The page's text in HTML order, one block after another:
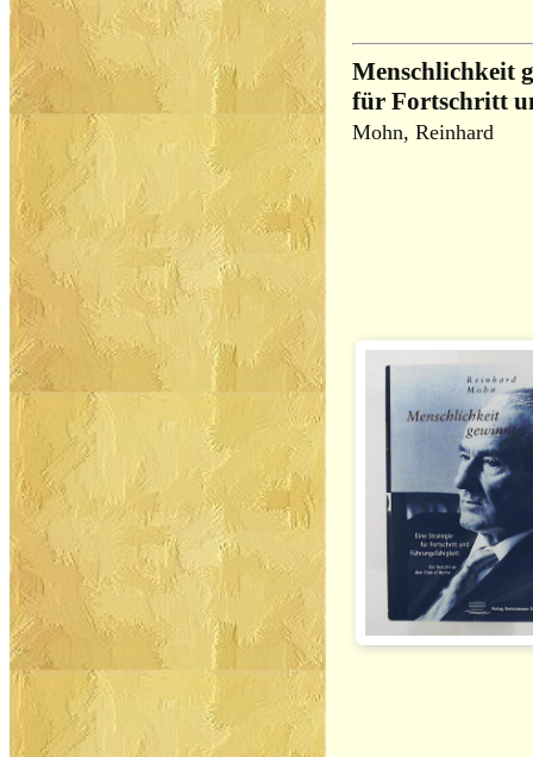
Menschlichkeit
für Fortschritt
Mohn, Reinhard